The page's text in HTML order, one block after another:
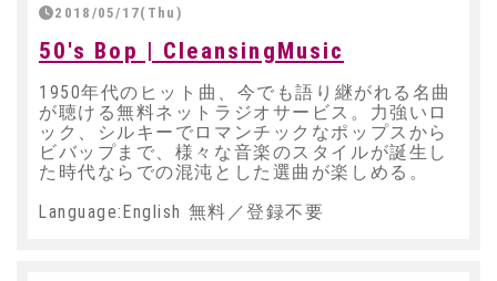
2018/05/17(Thu)
50's Bop | CleansingMusic
1950年代のヒット曲、今でも語り継がれる名曲
が聴ける無料ネットラジオサービス。力強いロ
ック、シルキーでロマンチックなポップスから
ビバップまで、様々な音楽のスタイルが誕生し
た時代ならでの混沌とした選曲が楽しめる。
Language:English 無料／登録不要